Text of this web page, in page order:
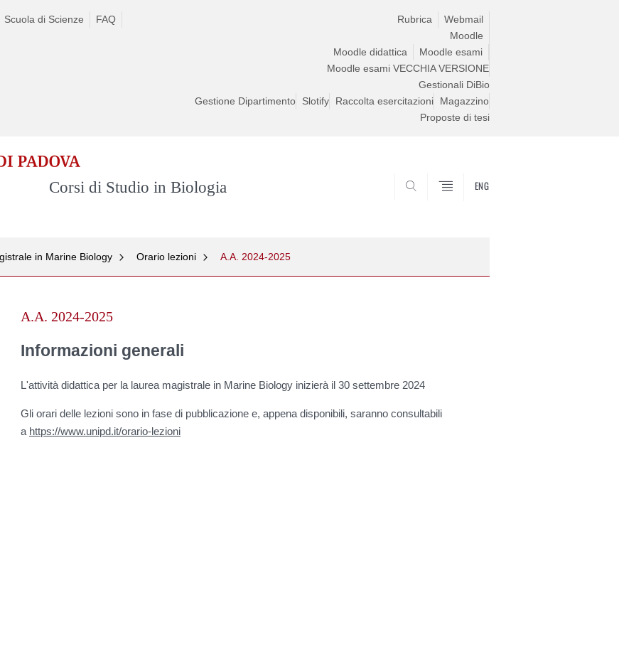
Scuola di Scienze FAQ Rubrica
Webmail
Moodle
Moodle didattica
Moodle esami
Moodle esami VECCHIA VERSIONE
Gestionali DiBio
Gestione Dipartimento
Slotify Raccolta esercitazioni
Magazzino
Proposte di tesi
Corsi di Studio in Biologia ENG
in Marine Biology Orario lezioni A.A. 2024-2025
A.A. 2024-2025
Informazioni generali
L'attività didattica per la laurea magistrale in Marine Biology inizierà il 30 settembre 2024
Gli orari delle lezioni sono in fase di pubblicazione e, appena disponibili, saranno consultabili
a https://www.unipd.it/orario-lezioni